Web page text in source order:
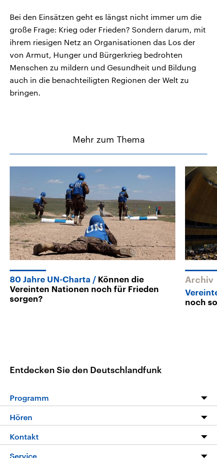
Bei den Einsätzen geht es längst nicht immer um die
große Frage: Krieg oder Frieden? Sondern darum, mit
ihrem riesigen Netz an Organisationen das Los der
von Armut, Hunger und Bürgerkrieg bedrohten
Menschen zu mildern und Gesundheit und Bildung
auch in die benachteiligten Regionen der Welt zu
bringen.
Mehr zum Thema
80 Jahre UN-Charta
Können die
Vereinten Nationen noch für Frieden
sorgen?
Archiv
noch
Entdecken Sie den Deutschlandfunk
Programm
Programm
Die Nachrichten
Hören
Livestream
Kontakt
Hörerservice
Service